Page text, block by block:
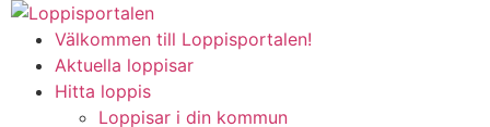
Hoppa
innehåll
Välkommen till Loppisportalen!
Aktuella loppisar
Hitta loppis
Loppisar i din kommun